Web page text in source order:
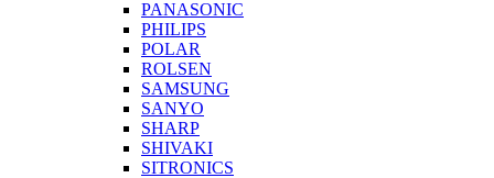
PANASONIC
PHILIPS
POLAR
ROLSEN
SAMSUNG
SANYO
SHARP
SHIVAKI
SITRONICS